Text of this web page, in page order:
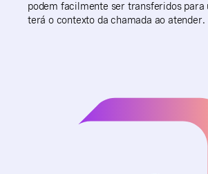
podem facilmente ser transferidos para
terá o contexto da chamada ao atender.